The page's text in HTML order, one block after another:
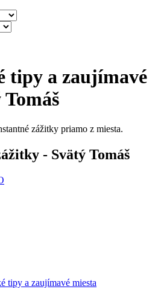
tipy a zaujímavé
zážitky priamo z miesta.
- Svätý Tomáš